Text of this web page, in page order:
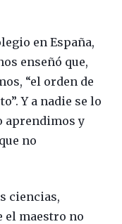
en España,
enseñó que,
“el orden de
Y a nadie se lo
aprendimos y
no
ciencias,
el maestro no